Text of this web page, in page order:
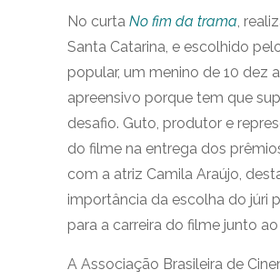
No curta No fim da trama,
Santa Catarina, e escolhido
popular, um menino de 10 dez
apreensivo porque tem que
desafio. Guto, produtor e
do filme na entrega dos
com a atriz Camila Araújo,
importância da escolha do júri
para a carreira do filme junto
A Associação Brasileira de